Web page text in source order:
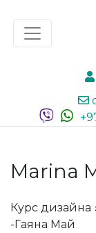
Marina
Курс дизайна
-Гаяна Май